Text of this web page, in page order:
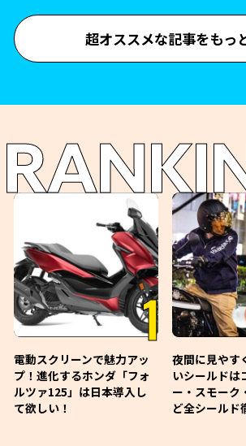
超オススメな記事をもっ
1
電動スクリーンで魅力アッ
プ！進化するホンダ「フォ
ルツァ125」は日本導入し
て欲しい！
夜間に見やす
いシールドは
ー・スモーク
ど全シールド